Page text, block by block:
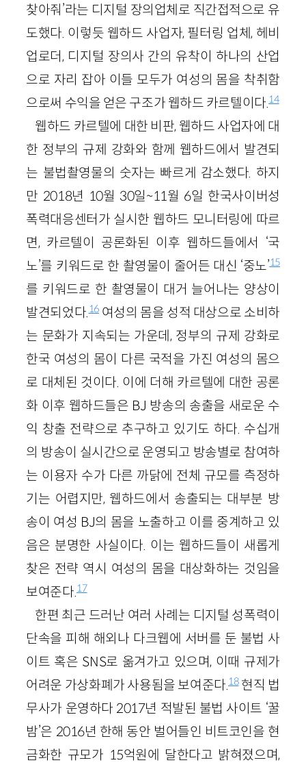
찾아줘’라는 디지털 장의업체로 직간접적으로 유
도했다. 이렇듯 웹하드 사업자, 필터링 업체, 헤비
업로더, 디지털 장의사 간의 유착이 하나의 산업
으로 자리 잡아 이들 모두가 여성의 몸을 착취함
으로써 수익을 얻은 구조가 웹하드 카르텔이다.14
웹하드 카르텔에 대한 비판, 웹하드 사업자에 대
한 정부의 규제 강화와 함께 웹하드에서 발견되
는 불법촬영물의 숫자는 빠르게 감소했다. 하지
만 2018년 10월 30일~11월 6일 한국사이버성
폭력대응센터가 실시한 웹하드 모니터링에 따르
면, 카르텔이 공론화된 이후 웹하드들에서 ‘국
노’를 키워드로 한 촬영물이 줄어든 대신 ‘중노’15
를 키워드로 한 촬영물이 대거 늘어나는 양상이
발견되었다.16여성의 몸을 성적 대상으로 소비하
는 문화가 지속되는 가운데, 정부의 규제 강화로
한국 여성의 몸이 다른 국적을 가진 여성의 몸으
로 대체된 것이다. 이에 더해 카르텔에 대한 공론
화 이후 웹하드들은 BJ 방송의 송출을 새로운 수
익 창출 전략으로 추구하고 있기도 하다. 수십개
의 방송이 실시간으로 운영되고 방송별로 참여하
는 이용자 수가 다른 까닭에 전체 규모를 측정하
기는 어렵지만, 웹하드에서 송출되는 대부분 방
송이 여성 BJ의 몸을 노출하고 이를 중계하고 있
음은 분명한 사실이다. 이는 웹하드들이 새롭게
찾은 전략 역시 여성의 몸을 대상화하는 것임을
보여준다.17
한편 최근 드러난 여러 사례는 디지털 성폭력이
단속을 피해 해외나 다크웹에 서버를 둔 불법 사
이트 혹은 SNS로 옮겨가고 있으며, 이때 규제가
어려운 가상화폐가 사용됨을 보여준다.18현직 법
무사가 운영하다 2017년 적발된 불법 사이트 ‘꿀
밤’은 2016년 한해 동안 벌어들인 비트코인을 현
금화한 규모가 15억원에 달한다고 밝혀졌으며,